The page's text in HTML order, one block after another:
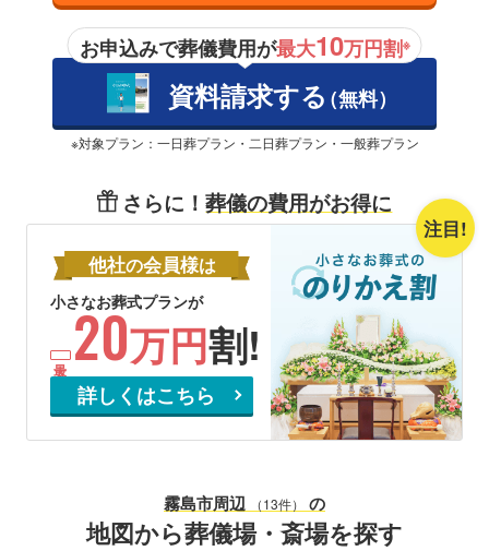
お申込みで葬儀費用が最大10万円割※
資料請求する（無料）
※対象プラン：一日葬プラン・二日葬プラン・一般葬プラン
さらに！葬儀の費用がお得に
注目!
他社の会員様は
小さなお葬式プランが
20万円割!
詳しくはこちら
霧島市周辺 （13件） の
地図から葬儀場・斎場を探す